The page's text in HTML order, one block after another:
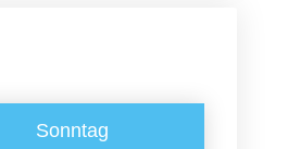
Sonntag